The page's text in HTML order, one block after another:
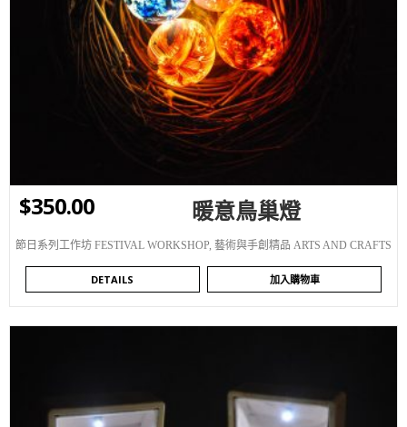
WISHLIST
$350.00 暖意鳥巢燈
節日系列工作坊 FESTIVAL WORKSHOP, 藝術與手創精品 ARTS AND CRAFTS
DETAILS 加入購物車